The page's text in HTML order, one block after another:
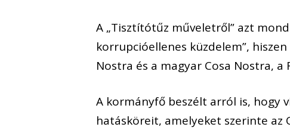
A „Tisztítótűz műveletről” azt
korrupcióellenes küzdelem”,
Nostra és a magyar Cosa Nostra,
A kormányfő beszélt arról is, hogy
hatásköreit, amelyeket szerinte az